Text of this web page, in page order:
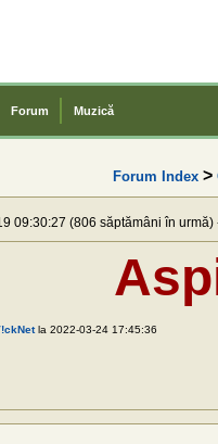
Forum Muzică
Forum Index >
09:30:27 (806 săptămâni în urmă)
la 2022-03-24 17:45:36